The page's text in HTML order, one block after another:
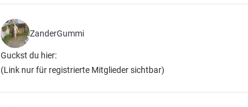
ZanderGummi
Guckst du hier:
(Link nur für registrierte Mitglieder sichtbar)